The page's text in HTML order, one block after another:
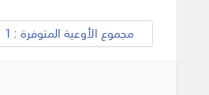
مجموع الأوعية المتوفرة : 1